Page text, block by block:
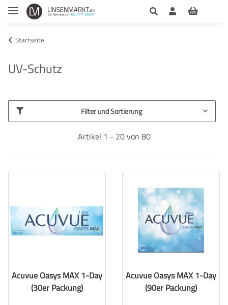
Startseite
UV-Schutz
Filter und Sortierung
Artikel 1 - 20 von 80
Acuvue Oasys MAX 1-Day
(30er Packung)
Acuvue Oasys MAX 1-Day
(90er Packung)